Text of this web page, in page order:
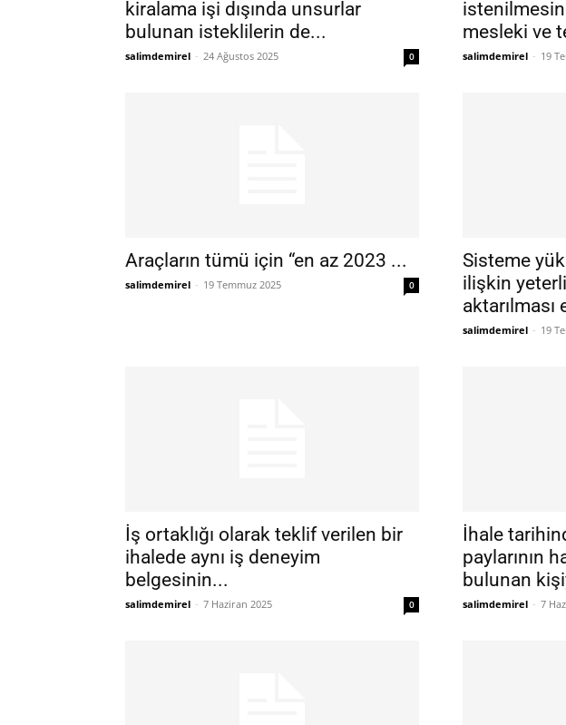
kiralama işi dışında unsurlar
bulunan isteklilerin de...
salimdemirel - 24 Ağustos 2025 0
mesleki ve
salimdemirel - 19
Araçların tümü için “en az 2023 ...
salimdemirel - 19 Temmuz 2025 0
Sisteme
ilişkin
aktarılması
salimdemirel - 19
İş ortaklığı olarak teklif verilen bir
ihalede aynı iş deneyim
belgesinin...
salimdemirel - 7 Haziran 2025 0
İhale
paylarının
bulunan
salimdemirel - 7